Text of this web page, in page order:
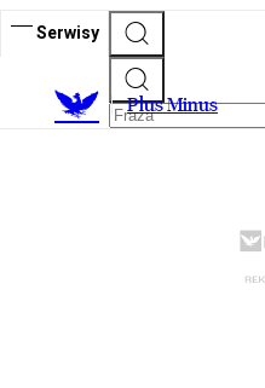
Serwisy
Plus Minus